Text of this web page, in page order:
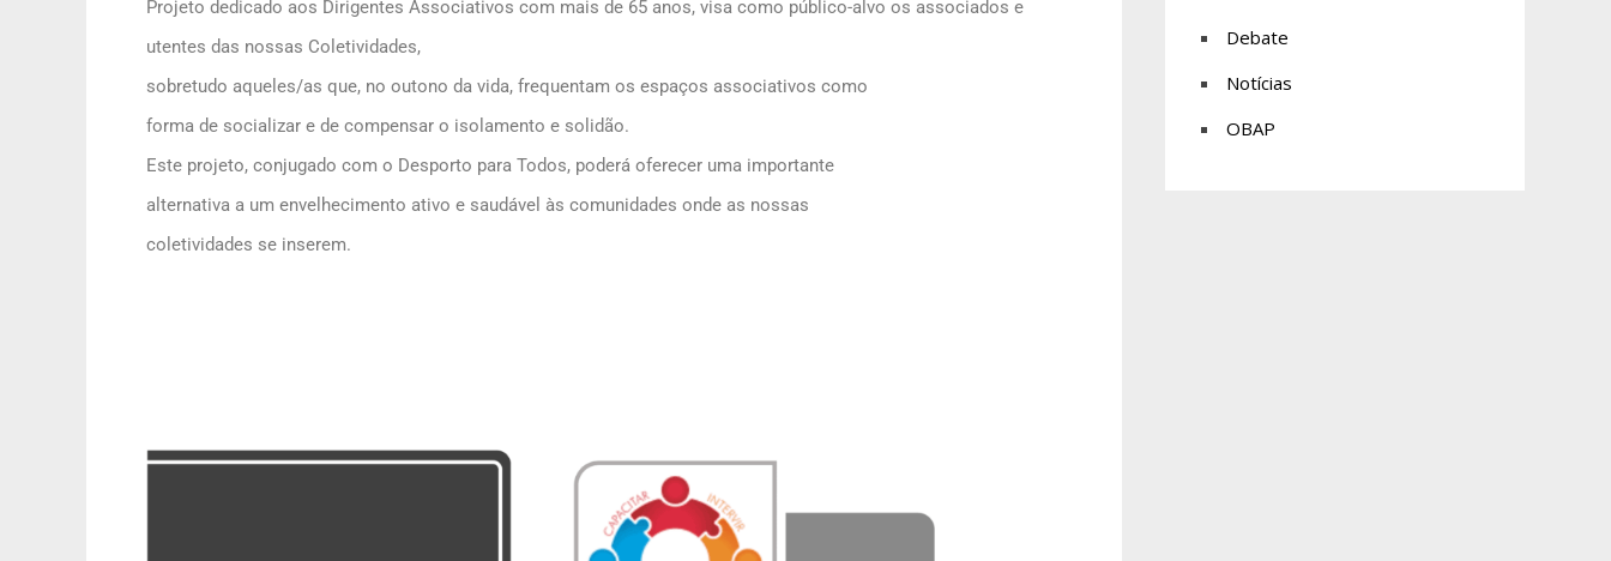
Projeto dedicado aos Dirigentes Associativos com mais de 65 anos, visa como público-alvo os associados e
utentes das nossas Coletividades,
sobretudo aqueles/as que, no outono da vida, frequentam os espaços associativos como
forma de socializar e de compensar o isolamento e solidão.
Este projeto, conjugado com o Desporto para Todos, poderá oferecer uma importante
alternativa a um envelhecimento ativo e saudável às comunidades onde as nossas
coletividades se inserem.
Debate
Notícias
OBAP